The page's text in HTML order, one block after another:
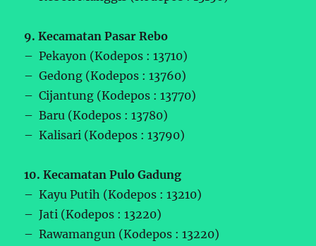
9. Kecamatan Pasar Rebo
– Pekayon (Kodepos : 13710)
– Gedong (Kodepos : 13760)
– Cijantung (Kodepos : 13770)
– Baru (Kodepos : 13780)
– Kalisari (Kodepos : 13790)
10. Kecamatan Pulo Gadung
– Kayu Putih (Kodepos : 13210)
– Jati (Kodepos : 13220)
– Rawamangun (Kodepos : 13220)